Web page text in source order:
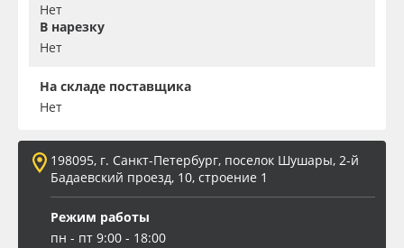
ПЭТ бэклит
Заготовки для сувениров
Нет
В нарезку
Нет
На складе поставщика
Нет
198095, г. Санкт-Петербург, поселок Шушары, 2-й
Бадаевский проезд, 10, строение 1
Режим работы
пн - пт 9:00 - 18:00